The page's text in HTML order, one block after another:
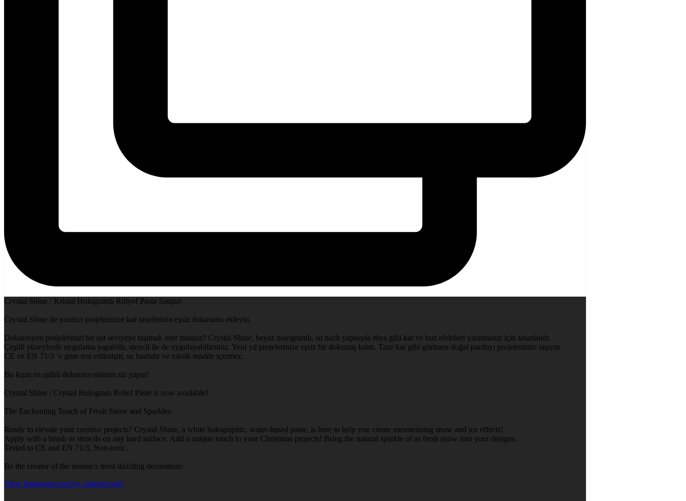
Crystal Shine / Kristal Hologramlı Rölyef Pasta Satışta!
Crystal Shine ile yaratıcı projelerinize kar tanelerinin eşsiz dokusunu ekleyin.
Dekorasyon projelerinizi bir üst seviyeye taşımak ister misiniz? Crystal Shine, beyaz hologramlı, su bazlı yapısıyla rüya gibi kar ve buz efektleri yaratmanız için tasarlandı.
Çeşitli yüzeylerde uygulama yapabilir, stencil ile de uygulayabilirsiniz. Yeni yıl projelerinize eşsiz bir dokunuş katın. Taze kar gibi görünen doğal parıltıyı projelerinize taşıyın.
CE ve EN 71/3 ‘e göre test edilmiştir, su bazlıdır ve toksik madde içermez.
Bu kışın en ışıltılı dekorasyonlarını siz yapın!
Crystal Shine / Crystal Hologram Relief Paste is now available!
The Enchanting Touch of Fresh Snow and Sparkles
Ready to elevate your creative projects? Crystal Shine, a white holographic, water-based paste, is here to help you create mesmerising snow and ice effects!
Apply with a brush or stencils on any hard surface. Add a unique touch to your Christmas projects! Bring the natural sparkle of as fresh snow into your designs.
Tested to CE and EN 71/3, Non-toxic.
Be the creator of the season’s most dazzling decoration!
View Instagram post by cadencecraft